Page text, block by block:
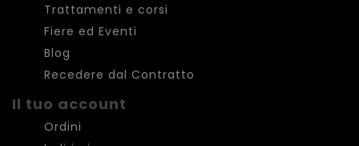
Trattamenti e corsi
Fiere ed Eventi
Blog
Recedere dal Contratto
Il tuo account
Ordini